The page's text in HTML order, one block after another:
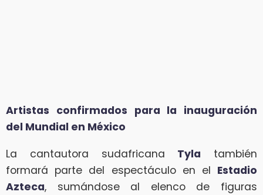
Artistas confirmados para la inauguración
del Mundial en México
La cantautora sudafricana Tyla también
formará parte del espectáculo en el Estadio
Azteca, sumándose al elenco de figuras